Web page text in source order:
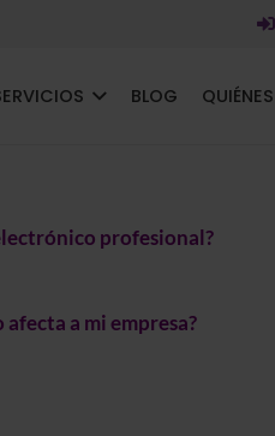
BLOG
profesional?
a mi empresa?